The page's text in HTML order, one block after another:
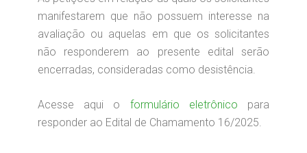
manifestarem que não possuem interesse na
avaliação ou aquelas em que os solicitantes
não responderem ao presente edital serão
encerradas, consideradas como desistência.
Acesse aqui o formulário eletrônico para
responder ao Edital de Chamamento 16/2025.